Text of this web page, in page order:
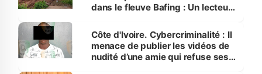
dans le fleuve Bafing : Un lecteur
des Transports
Côte d'Ivoire. Cybercriminalité : Il
menace de publier les vidéos de
nudité d’une amie qui refuse ses